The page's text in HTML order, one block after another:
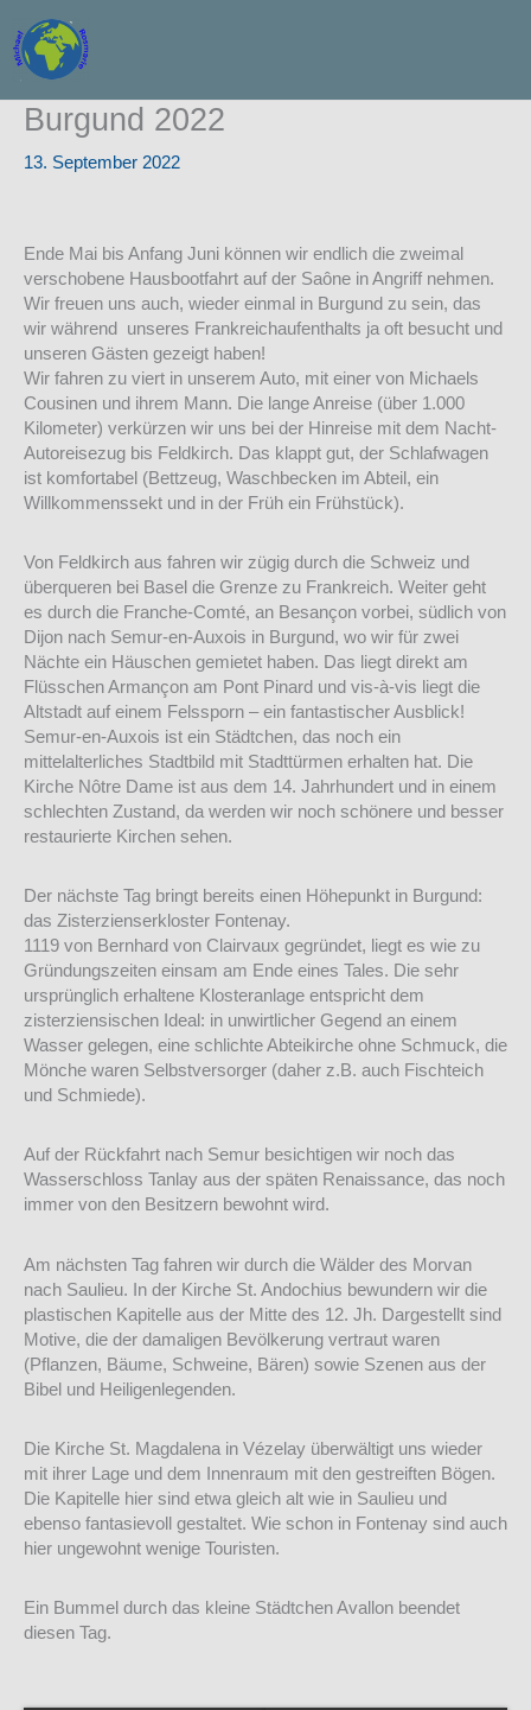
Inhalt
springen
Burgund 2022
13. September 2022
Ende Mai bis Anfang Juni können wir endlich die zweimal
verschobene Hausbootfahrt auf der Saône in Angriff nehmen.
Wir freuen uns auch, wieder einmal in Burgund zu sein, das
wir während unseres Frankreichaufenthalts ja oft besucht und
unseren Gästen gezeigt haben!
Wir fahren zu viert in unserem Auto, mit einer von Michaels
Cousinen und ihrem Mann. Die lange Anreise (über 1.000
Kilometer) verkürzen wir uns bei der Hinreise mit dem Nacht-
Autoreisezug bis Feldkirch. Das klappt gut, der Schlafwagen
ist komfortabel (Bettzeug, Waschbecken im Abteil, ein
Willkommenssekt und in der Früh ein Frühstück).
Von Feldkirch aus fahren wir zügig durch die Schweiz und
überqueren bei Basel die Grenze zu Frankreich. Weiter geht
es durch die Franche-Comté, an Besançon vorbei, südlich von
Dijon nach Semur-en-Auxois in Burgund, wo wir für zwei
Nächte ein Häuschen gemietet haben. Das liegt direkt am
Flüsschen Armançon am Pont Pinard und vis-à-vis liegt die
Altstadt auf einem Felssporn – ein fantastischer Ausblick!
Semur-en-Auxois ist ein Städtchen, das noch ein
mittelalterliches Stadtbild mit Stadttürmen erhalten hat. Die
Kirche Nôtre Dame ist aus dem 14. Jahrhundert und in einem
schlechten Zustand, da werden wir noch schönere und besser
restaurierte Kirchen sehen.
Der nächste Tag bringt bereits einen Höhepunkt in Burgund:
das Zisterzienserkloster Fontenay.
1119 von Bernhard von Clairvaux gegründet, liegt es wie zu
Gründungszeiten einsam am Ende eines Tales. Die sehr
ursprünglich erhaltene Klosteranlage entspricht dem
zisterziensischen Ideal: in unwirtlicher Gegend an einem
Wasser gelegen, eine schlichte Abteikirche ohne Schmuck, die
Mönche waren Selbstversorger (daher z.B. auch Fischteich
und Schmiede).
Auf der Rückfahrt nach Semur besichtigen wir noch das
Wasserschloss Tanlay aus der späten Renaissance, das noch
immer von den Besitzern bewohnt wird.
Am nächsten Tag fahren wir durch die Wälder des Morvan
nach Saulieu. In der Kirche St. Andochius bewundern wir die
plastischen Kapitelle aus der Mitte des 12. Jh. Dargestellt sind
Motive, die der damaligen Bevölkerung vertraut waren
(Pflanzen, Bäume, Schweine, Bären) sowie Szenen aus der
Bibel und Heiligenlegenden.
Die Kirche St. Magdalena in Vézelay überwältigt uns wieder
mit ihrer Lage und dem Innenraum mit den gestreiften Bögen.
Die Kapitelle hier sind etwa gleich alt wie in Saulieu und
ebenso fantasievoll gestaltet. Wie schon in Fontenay sind auch
hier ungewohnt wenige Touristen.
Ein Bummel durch das kleine Städtchen Avallon beendet
diesen Tag.